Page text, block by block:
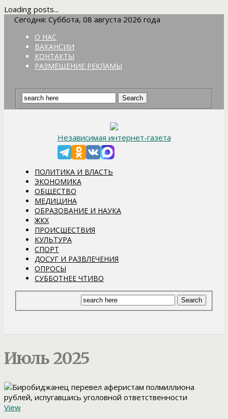
Loading posts...
Сегодня: Суббота, 08 августа 2026 года
О НАС
ВАКАНСИИ
КОНТАКТЫ
РАЗМЕЩЕНИЕ РЕКЛАМЫ
Независимая интернет-газета
ПОЛИТИКА И ВЛАСТЬ
ЭКОНОМИКА
ОБЩЕСТВО
МЕДИЦИНА
ОБРАЗОВАНИЕ И НАУКА
ЖКХ
ПРОИСШЕСТВИЯ
КУЛЬТУРА
СПОРТ
ДОСУГ И РАЗВЛЕЧЕНИЯ
ОПРОСЫ
СУББОТНЕЕ ЧТИВО
Июль 2025
View